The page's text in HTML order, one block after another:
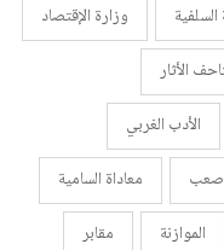
وزارة الإقتصاد
الأثار
الأدب الغربي
صعب
معاداة السامية
الموازنة
مقابر